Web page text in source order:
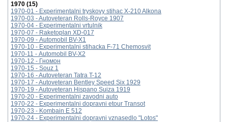
1970 (15)
1970-01 - Experimentаlni tryskovy stihac X-210 Alkona
1970-03 - Autoveteran Rolls-Royce 1907
1970-04 - Experimentalni vrtulnik
1970-07 - Raketoplan XD-017
1970-09 - Аutomobil BV-X1
1970-10 - Experimentalni stihacka F-71 Chemosvit
1970-11 - Аutomobil BV-X2
1970-12 - Гномон
1970-15 - Souz 1
1970-16 - Autoveteran Tatra T-12
1970-17 - Autoveteran Bentley Speed Six 1929
1970-19 - Autoveteran Hispano Suiza 1919
1970-20 - Experimentalni zavodni auto
1970-22 - Experimentalni dopravni etour Transot
1970-23 - Kombain E 512
1970-24 - Experimentalni dopravni vznasedlo "Lotos"